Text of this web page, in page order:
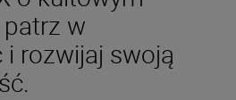
w
i rozwijaj swoją